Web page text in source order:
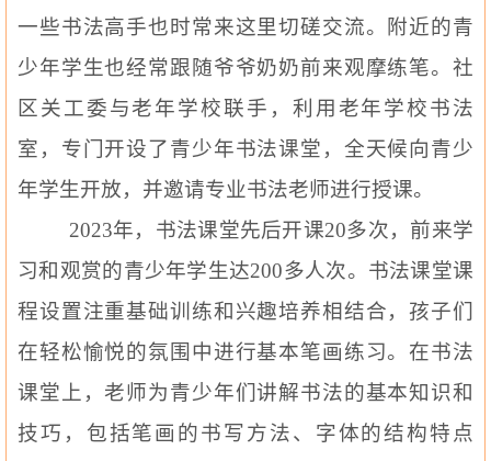
一些书法高手也时常来这里切磋交流。附近的青
少年学生也经常跟随爷爷奶奶前来观摩练笔。社
区关工委与老年学校联手，利用老年学校书法
室，专门开设了青少年书法课堂，全天候向青少
年学生开放，并邀请专业书法老师进行授课。
2023年，书法课堂先后开课20多次，前来学
习和观赏的青少年学生达200多人次。书法课堂课
程设置注重基础训练和兴趣培养相结合，孩子们
在轻松愉悦的氛围中进行基本笔画练习。在书法
课堂上，老师为青少年们讲解书法的基本知识和
技巧，包括笔画的书写方法、字体的结构特点